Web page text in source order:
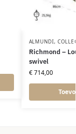
ALMUNDI,
Richmond –
swivel
€714,00